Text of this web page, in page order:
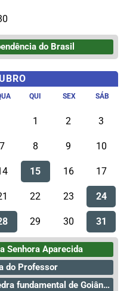
do Brasil
QUI SEX SÁB
1 2 3
7 8 9 10
15 16 17
22 23 24
29 30 31
Senhora Aparecida
do Professor
fundamental de Goiânia